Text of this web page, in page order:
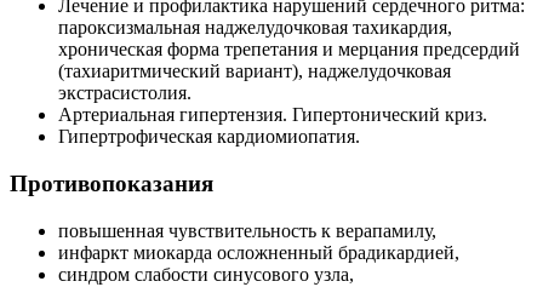
Лечение и профилактика нарушений сердечного ритма:
пароксизмальная наджелудочковая тахикардия,
хроническая форма трепетания и мерцания предсердий
(тахиаритмический вариант), наджелудочковая
экстрасистолия.
Артериальная гипертензия. Гипертонический криз.
Гипертрофическая кардиомиопатия.
Противопоказания
повышенная чувствительность к верапамилу,
инфаркт миокарда осложненный брадикардией,
синдром слабости синусового узла,